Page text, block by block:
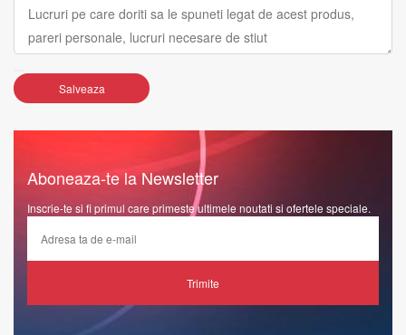
Salveaza
Aboneaza-te la Newsletter
Inscrie-te si fi primul care primeste ultimele noutati si ofertele speciale.
Trimite